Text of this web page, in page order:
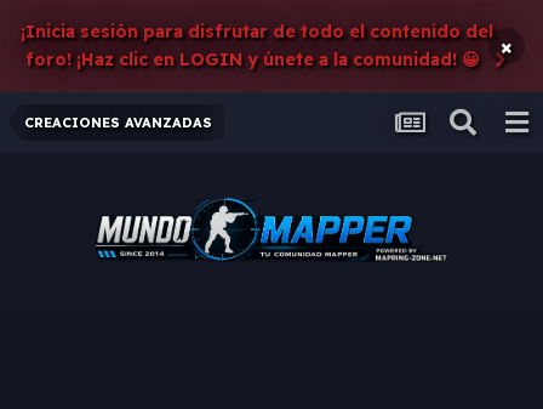
¡Inicia sesión para disfrutar de todo el contenido del
foro! ¡Haz clic en LOGIN y únete a la comunidad! 😀
×
CREACIONES AVANZADAS